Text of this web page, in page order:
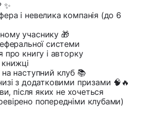
✨
і невелика компанія (до 6
учаснику 🎁
системи
про книгу і авторку
на наступний клуб 📚
з додатковими призами 🧠🔥
після яких не хочеться
попередніми клубами)